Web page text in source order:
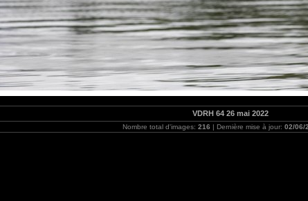
VDRH 64 26 mai 2022
Nombre total d'images: 216 | Dernière mise à jour: 02/06/